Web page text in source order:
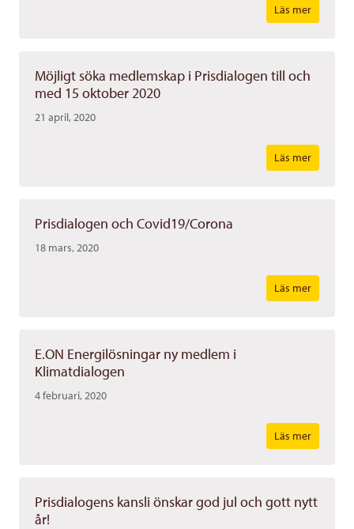
Läs mer
Möjligt söka medlemskap i Prisdialogen till och
med 15 oktober 2020
21 april, 2020
Läs mer
Prisdialogen och Covid19/Corona
18 mars, 2020
Läs mer
E.ON Energilösningar ny medlem i
Klimatdialogen
4 februari, 2020
Läs mer
Prisdialogens kansli önskar god jul och gott nytt
år!